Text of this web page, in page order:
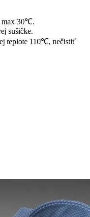
max 30℃.
sušičke.
teplote 110℃, nečistiť